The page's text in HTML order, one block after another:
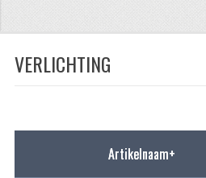
PAKKINGEN
VERLICHTING
Artikelnaam+